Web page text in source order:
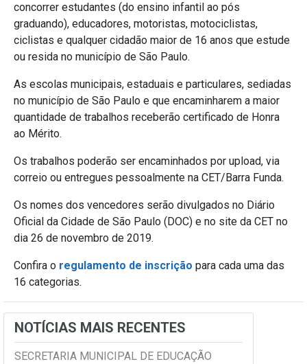
concorrer estudantes (do ensino infantil ao pós
graduando), educadores, motoristas, motociclistas,
ciclistas e qualquer cidadão maior de 16 anos que estude
ou resida no município de São Paulo.
As escolas municipais, estaduais e particulares, sediadas
no município de São Paulo e que encaminharem a maior
quantidade de trabalhos receberão certificado de Honra
ao Mérito.
Os trabalhos poderão ser encaminhados por upload, via
correio ou entregues pessoalmente na CET/Barra Funda.
Os nomes dos vencedores serão divulgados no Diário
Oficial da Cidade de São Paulo (DOC) e no site da CET no
dia 26 de novembro de 2019.
Confira o regulamento de inscrição para cada uma das
16 categorias.
NOTÍCIAS MAIS RECENTES
SECRETARIA MUNICIPAL DE EDUCAÇÃO